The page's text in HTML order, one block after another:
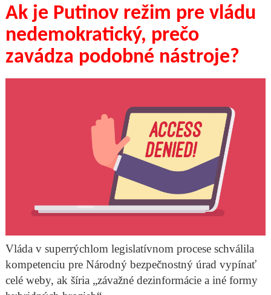
Ak je Putinov režim pre vládu
nedemokratický, prečo
zavádza podobné nástroje?
Vláda v superrýchlom legislatívnom procese schválila
kompetenciu pre Národný bezpečnostný úrad vypínať
celé weby, ak šíria „závažné dezinformácie a iné formy